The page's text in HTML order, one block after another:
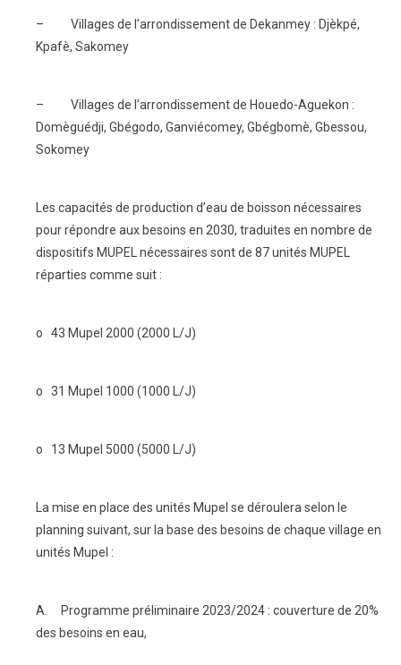
– Villages de l’arrondissement de Dekanmey : Djèkpé,
Kpafè, Sakomey
– Villages de l’arrondissement de Houedo-Aguekon :
Domèguédji, Gbégodo, Ganviécomey, Gbégbomè, Gbessou,
Sokomey
Les capacités de production d’eau de boisson nécessaires
pour répondre aux besoins en 2030, traduites en nombre de
dispositifs MUPEL nécessaires sont de 87 unités MUPEL
réparties comme suit :
o 43 Mupel 2000 (2000 L/J)
o 31 Mupel 1000 (1000 L/J)
o 13 Mupel 5000 (5000 L/J)
La mise en place des unités Mupel se déroulera selon le
planning suivant, sur la base des besoins de chaque village en
unités Mupel :
A. Programme préliminaire 2023/2024 : couverture de 20%
des besoins en eau,